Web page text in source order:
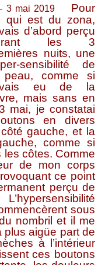
- 3 mai 2019
Pour
qui est du zona,
d’abord perçu
les 3
nuits, une
sensibilité de
peau, comme si
eu de la
mais sans en
mai, je constatai
en divers
gauche, et la
comme si
les côtes. Comme
de mon corps
ce point
perçu de
sous
nombril et il me
plus aigüe part de
à l’intérieur
ces boutons